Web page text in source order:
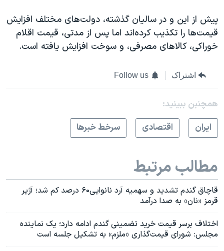
پیش از این و در سالیان گذشته، دولت‌های مختلف افزایش
قیمت‌ها را تکذیب کرده‌اند اما پس از مدتی، قیمت اقلام
خوراکی، کالاهای مصرفی، و سوخت افزایش یافته است.
اشتراک Follow us
همچنبن ببینید:
ايران
اقتصادی سرخط خبرها
مطالب مرتبط
قاچاق گندم تشدید و سهمیه آرد نانوایی۶۰ درصد کم شد؛ آژیر
قرمز «نان» به صدا درآمد
اختلاف برسر قیمت خرید تضمینی گندم ادامه دارد؛ یک نماینده
مجلس: شورای قیمت‌گذاری «ملزم» به تشکیل جلسه است